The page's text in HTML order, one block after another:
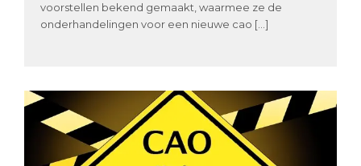
voorstellen bekend gemaakt, waarmee ze de
onderhandelingen voor een nieuwe cao […]